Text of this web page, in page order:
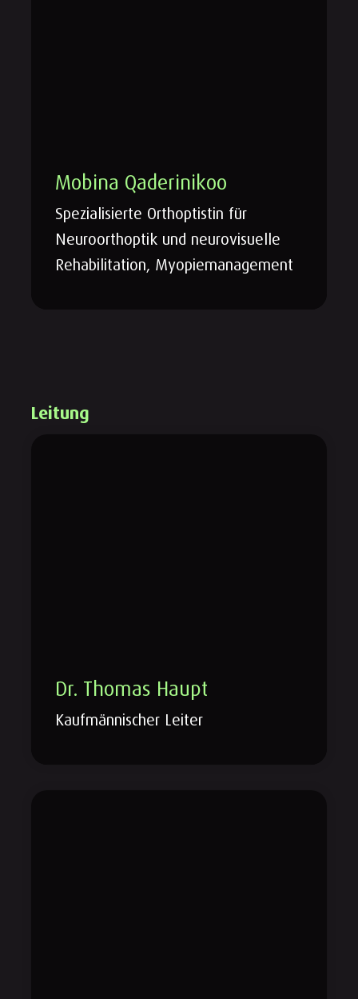
Mobina Qaderinikoo
Spezialisierte Orthoptistin für
Neuroorthoptik und neurovisuelle
Rehabilitation, Myopiemanagement
Leitung
Dr. Thomas Haupt
Kaufmännischer Leiter